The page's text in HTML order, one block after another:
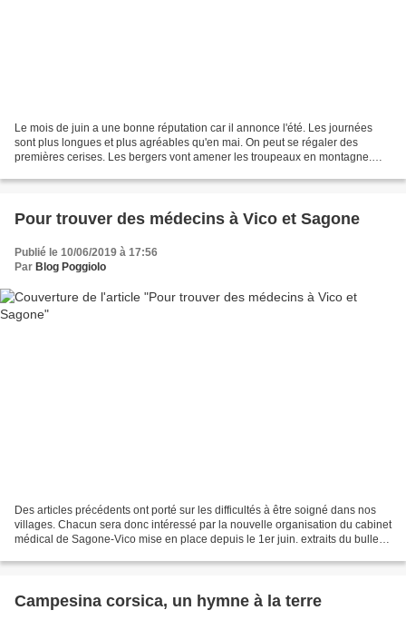
Le mois de juin a une bonne réputation car il annonce l'été. Les journées
sont plus longues et plus agréables qu'en mai. On peut se régaler des
premières cerises. Les bergers vont amener les troupeaux en montagne.
Pour trouver des médecins à Vico et Sagone
Publié le 10/06/2019 à 17:56
Par Blog Poggiolo
Des articles précédents ont porté sur les difficultés à être soigné dans nos
villages. Chacun sera donc intéressé par la nouvelle organisation du cabinet
médical de Sagone-Vico mise en place depuis le 1er juin. extraits du bulletin
Campesina corsica, un hymne à la terre